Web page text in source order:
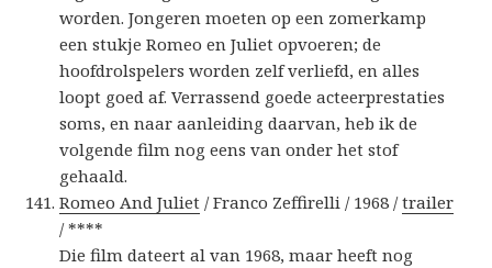
worden. Jongeren moeten op een zomerkamp
een stukje Romeo en Juliet opvoeren; de
hoofdrolspelers worden zelf verliefd, en alles
loopt goed af. Verrassend goede acteerprestaties
soms, en naar aanleiding daarvan, heb ik de
volgende film nog eens van onder het stof
gehaald.
Romeo And Juliet / Franco Zeffirelli / 1968 /trailer
/ ****
Die film dateert al van 1968, maar heeft nog